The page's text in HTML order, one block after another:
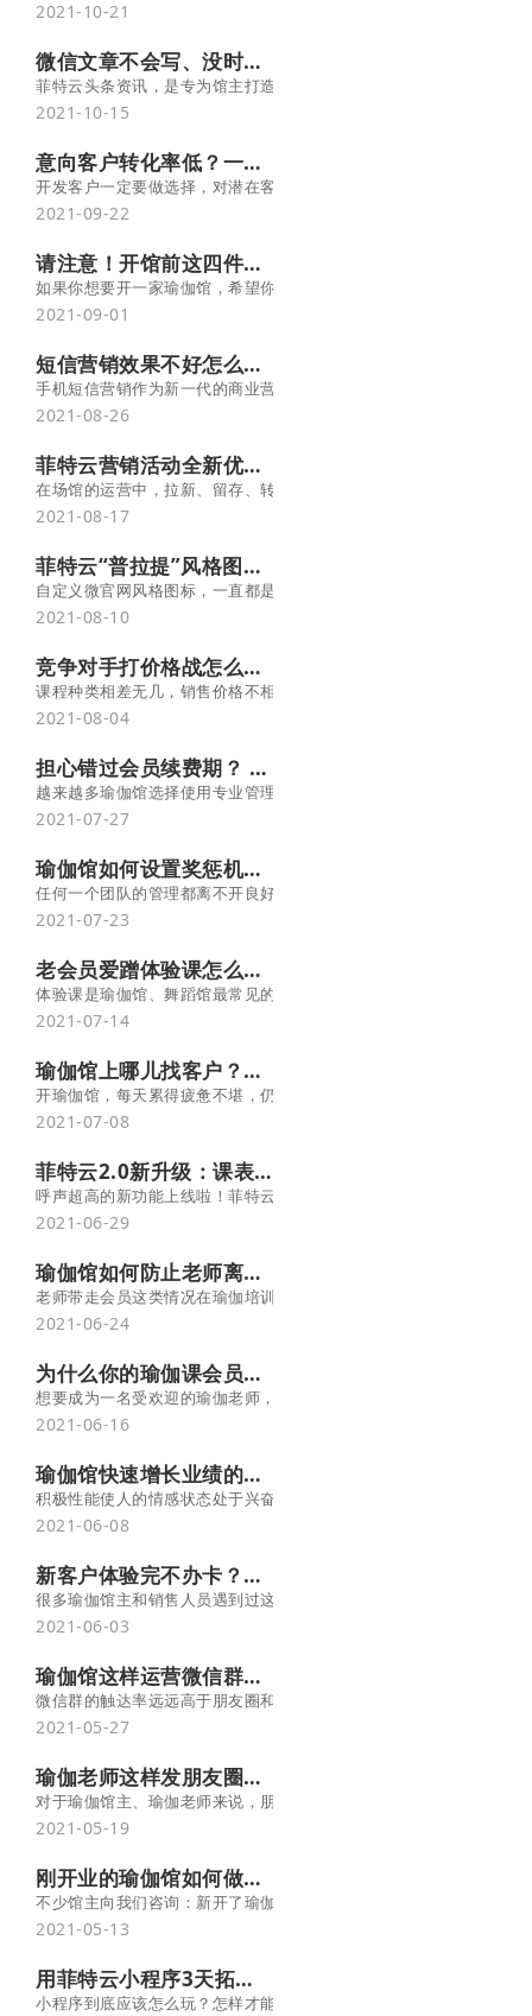
2021-10-21
微信文章不会写、没时间写？快用它一键生成！
菲特云头条资讯，是专为馆主打造的微信文章素材库，内容涵盖瑜伽
2021-10-15
意向客户转化率低？一定要用好这招！
开发客户一定要做选择，对潜在客户进行准确的分类，才能有效识别
2021-09-22
请注意！开馆前这四件事情必须了解！
如果你想要开一家瑜伽馆，希望你已经考虑清楚，这是一门生意、一
2021-09-01
短信营销效果不好怎么办？看这里！
手机短信营销作为新一代的商业营销模式，以其速度快、效率高、成
2021-08-26
菲特云营销活动全新优化升级，速来体验！
在场馆的运营中，拉新、留存、转化、促活、复购等各环节，都离不
2021-08-17
菲特云“普拉提”风格图标上线啦！火速围观
自定义微官网风格图标，一直都是菲特云会员管理系统的一大亮点
2021-08-10
竞争对手打价格战怎么办？三大策略快速破局！
课程种类相差无几，销售价格不相上下，促销活动大同小异……在竞
2021-08-04
担心错过会员续费期？ 有菲特云，不存在！
2021-07-27
瑜伽馆如何设置奖惩机制，让员工干劲满满！-菲特云
任何一个团队的管理都离不开良好的奖惩机制，有奖有罚、奖罚分明
2021-07-23
老会员爱蹭体验课怎么办？看这里一招解决！-菲特云
体验课是瑜伽馆、舞蹈馆最常见的引流方式，低价体验课或免费体验
2021-07-14
瑜伽馆上哪儿找客户？菲特云商学院
开瑜伽馆，每天累得疲惫不堪，仍然没有客户、没有成交？ 促销也
2021-07-08
菲特云2.0新升级：课表支持自定义下载项
呼声超高的新功能上线啦！菲特云2.0课表已支持自定义下载项，灵活
2021-06-29
瑜伽馆如何防止老师离职带走会员？注意这几点|菲特云商学院
老师带走会员这类情况在瑜伽培训机构常有发生，特别是做小班课、
2021-06-24
为什么你的瑜伽课会员不爱约？这三点你做到了吗？| 菲特云商学院
想要成为一名受欢迎的瑜伽老师，不仅需要专业的瑜伽知识，还需要
2021-06-16
瑜伽馆快速增长业绩的秘籍：3步提高员工积极性 |菲特云商学院
积极性能使人的情感状态处于兴奋活跃的阶段，从而使人的智力、体
2021-06-08
新客户体验完不办卡？学会这套逼单话术让她立即掏钱！ -菲特云
很多瑜伽馆主和销售人员遇到过这样的困扰：新顾客到店体验完挺
2021-06-03
瑜伽馆这样运营微信群，精准裂变引流、提升5倍成交率！
微信群的触达率远远高于朋友圈和公众号，而且场馆通过微信群的内
2021-05-27
瑜伽老师这样发朋友圈，让顾客一眼就喜欢！
对于瑜伽馆主、瑜伽老师来说，朋友圈是一个重要的“销售战场”。因
2021-05-19
刚开业的瑜伽馆如何做推广宣传？
不少馆主向我们咨询：新开了瑜伽馆，但是不知道怎么宣传？不知道
2021-05-13
用菲特云小程序3天拓客100人，究竟有何妙招？
小程序到底应该怎么玩？怎样才能拓客引流获得红利？如果你的小程